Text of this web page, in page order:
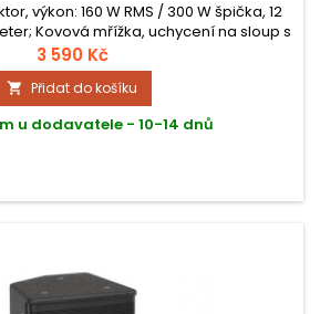
výkon: 160 W RMS / 300 W špička, 12
Kovová mřížka, uchycení na sloup s
(Š x V x H): 300 x 345 x 575 mm,
hmotnost: 8,5 kg
3 590 Kč
 Přidat do košíku
u dodavatele - 10-14 dnů